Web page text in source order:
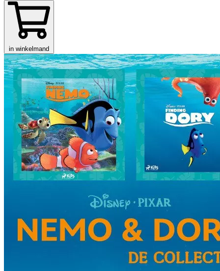
in winkelmand